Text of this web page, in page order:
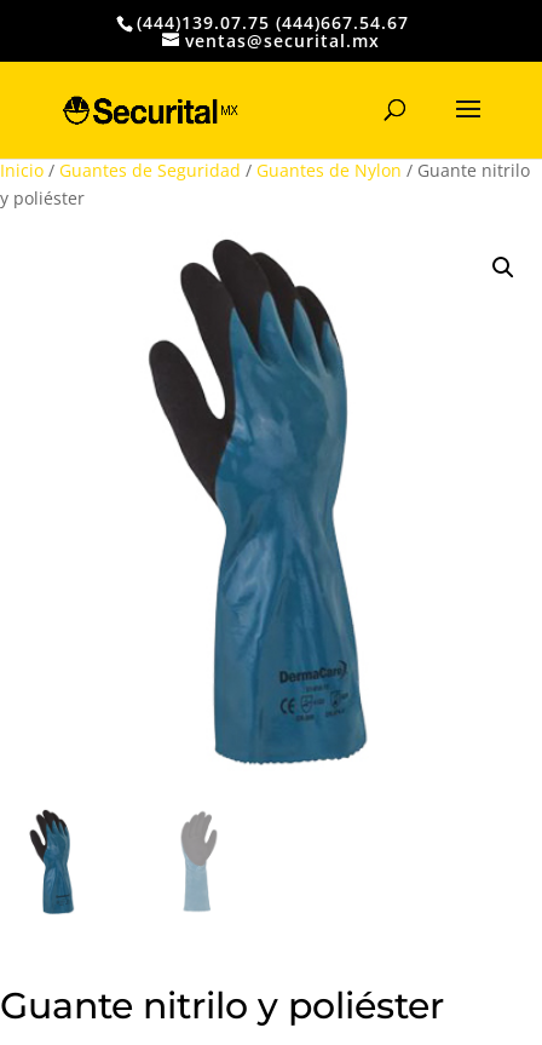
(444)139.07.75 (444)667.54.67
ventas@securital.mx
productos
Inicio / Guantes de Seguridad / Guantes de Nylon / Guante nitrilo
y poliéster
Guante nitrilo y poliéster